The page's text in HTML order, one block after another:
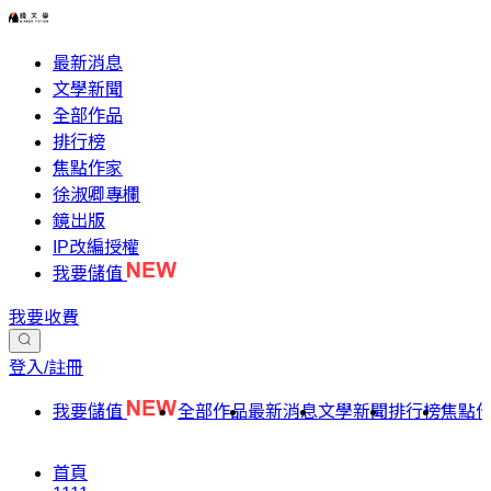
最新消息
文學新聞
全部作品
排行榜
焦點作家
徐淑卿專欄
鏡出版
IP改編授權
我要儲值
我要收費
登入/註冊
我要儲值 全部作品最新消息文學新聞排行榜焦點
首頁